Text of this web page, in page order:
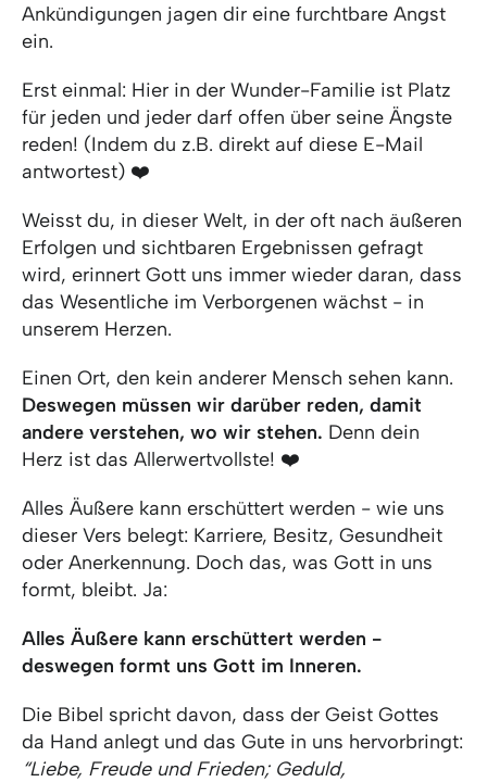
Ankündigungen jagen dir eine furchtbare Angst
ein.
Erst einmal: Hier in der Wunder-Familie ist Platz
für jeden und jeder darf offen über seine Ängste
reden! (Indem du z.B. direkt auf diese E-Mail
antwortest) ❤️
Weisst du, in dieser Welt, in der oft nach äußeren
Erfolgen und sichtbaren Ergebnissen gefragt
wird, erinnert Gott uns immer wieder daran, dass
das Wesentliche im Verborgenen wächst - in
unserem Herzen.
Einen Ort, den kein anderer Mensch sehen kann.
Deswegen müssen wir darüber reden, damit
andere verstehen, wo wir stehen. Denn dein
Herz ist das Allerwertvollste! ❤️
Alles Äußere kann erschüttert werden - wie uns
dieser Vers belegt: Karriere, Besitz, Gesundheit
oder Anerkennung. Doch das, was Gott in uns
formt, bleibt. Ja:
Alles Äußere kann erschüttert werden -
deswegen formt uns Gott im Inneren.
Die Bibel spricht davon, dass der Geist Gottes
da Hand anlegt und das Gute in uns hervorbringt:
“Liebe, Freude und Frieden; Geduld,